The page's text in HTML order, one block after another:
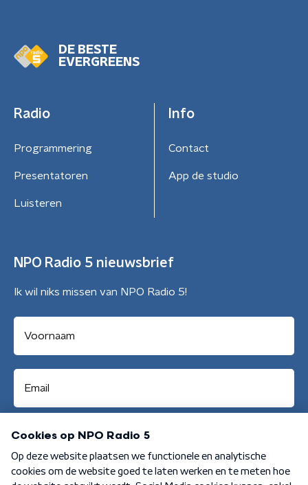
DE BESTE
EVERGREENS
Radio
Programmering
Presentatoren
Luisteren
Info
Contact
App de studio
NPO Radio 5 nieuwsbrief
Ik wil niks missen van NPO Radio 5!
Aanmelden